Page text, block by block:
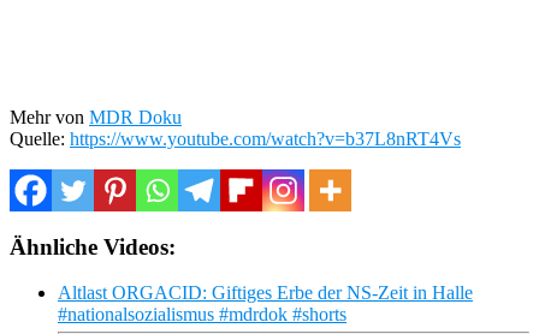
Mehr von MDR Doku
Quelle: https://www.youtube.com/watch?v=b37L8nRT4Vs
Ähnliche Videos:
Altlast ORGACID: Giftiges Erbe der NS-Zeit in Halle
#nationalsozialismus #mdrdok #shorts